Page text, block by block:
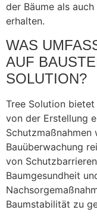
der Bäume als
erhalten.
WAS
AUF
SOLUTION?
Tree Solution
von der Erstellung
Schutzmaßnahmen
Bauüberwachung
von
Baumgesundheit
Baumstabilität zu